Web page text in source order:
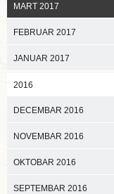
MART 2017
FEBRUAR 2017
JANUAR 2017
2016
DECEMBAR 2016
NOVEMBAR 2016
OKTOBAR 2016
SEPTEMBAR 2016